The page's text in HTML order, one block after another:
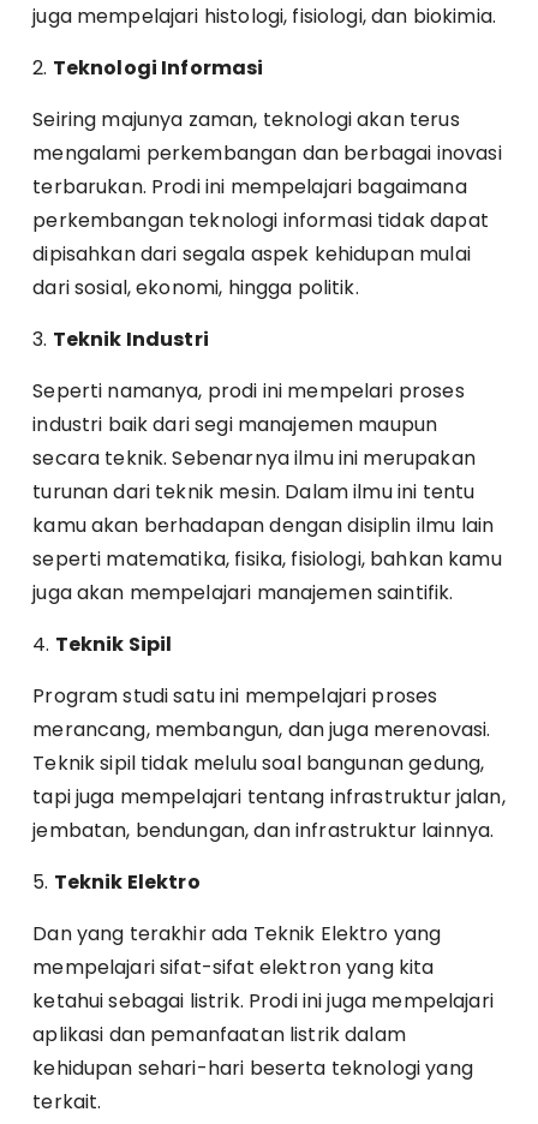
juga mempelajari histologi, fisiologi, dan biokimia.
2. Teknologi Informasi
Seiring majunya zaman, teknologi akan terus
mengalami perkembangan dan berbagai inovasi
terbarukan. Prodi ini mempelajari bagaimana
perkembangan teknologi informasi tidak dapat
dipisahkan dari segala aspek kehidupan mulai
dari sosial, ekonomi, hingga politik.
3. Teknik Industri
Seperti namanya, prodi ini mempelari proses
industri baik dari segi manajemen maupun
secara teknik. Sebenarnya ilmu ini merupakan
turunan dari teknik mesin. Dalam ilmu ini tentu
kamu akan berhadapan dengan disiplin ilmu lain
seperti matematika, fisika, fisiologi, bahkan kamu
juga akan mempelajari manajemen saintifik.
4. Teknik Sipil
Program studi satu ini mempelajari proses
merancang, membangun, dan juga merenovasi.
Teknik sipil tidak melulu soal bangunan gedung,
tapi juga mempelajari tentang infrastruktur jalan,
jembatan, bendungan, dan infrastruktur lainnya.
5. Teknik Elektro
Dan yang terakhir ada Teknik Elektro yang
mempelajari sifat-sifat elektron yang kita
ketahui sebagai listrik. Prodi ini juga mempelajari
aplikasi dan pemanfaatan listrik dalam
kehidupan sehari-hari beserta teknologi yang
terkait.